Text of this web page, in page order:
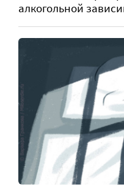
алкогольной